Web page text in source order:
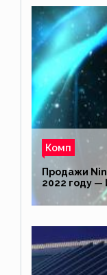
Комп
Продажи
2022 году —